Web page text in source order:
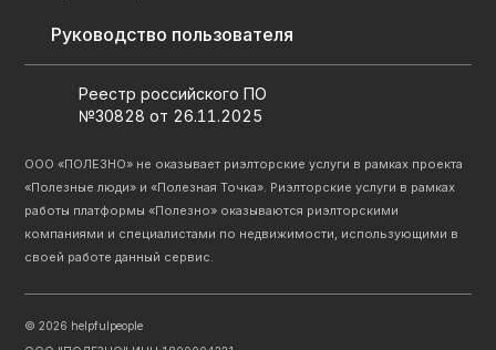
Руководство пользователя
Реестр российского ПО
№30828 от 26.11.2025
ООО «ПОЛЕЗНО» не оказывает риэлторские услуги в рамках проекта
«Полезные люди» и «Полезная Точка». Риэлторские услуги в рамках
работы платформы «Полезно» оказываются риэлторскими
компаниями и специалистами по недвижимости, использующими в
своей работе данный сервис.
©2026 helpfulpeople